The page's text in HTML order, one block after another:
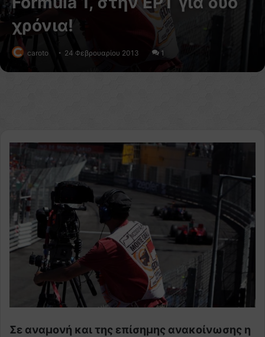
χρόνια!
caroto 24 Φεβρουαρίου 2013 1
Σε αναμονή και της επίσημης ανακοίνωσης η